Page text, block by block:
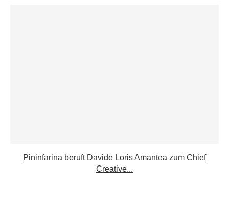
Pininfarina beruft Davide Loris Amantea zum Chief
Creative...